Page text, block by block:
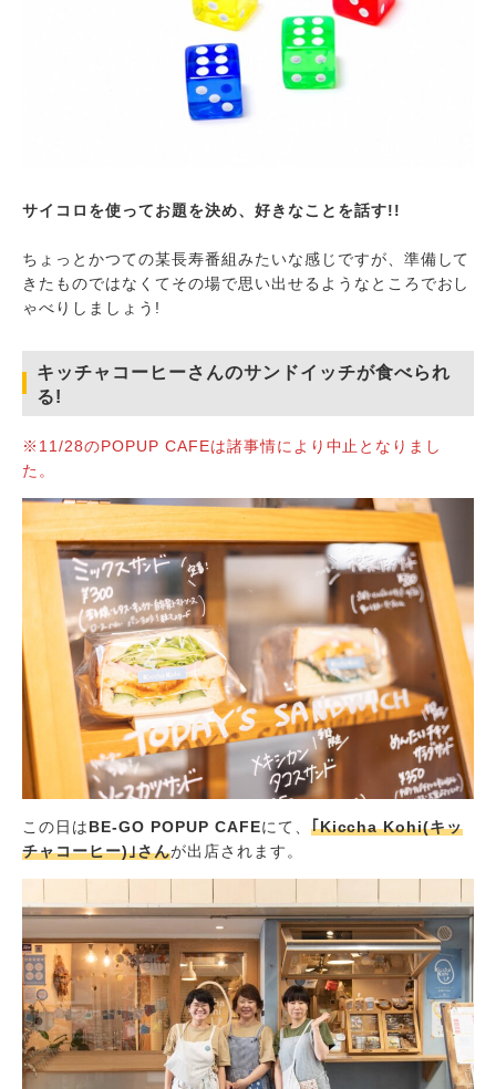
サイコロを使ってお題を決め、好きなことを話す!!
ちょっとかつての某長寿番組みたいな感じですが、準備して
きたものではなくてその場で思い出せるようなところでおし
ゃべりしましょう!
キッチャコーヒーさんのサンドイッチが食べられ
る!
※11/28のPOPUP CAFEは諸事情により中止となりまし
た。
この日はBE-GO POPUP CAFEにて、 ｢Kiccha Kohi(キッ
チャコーヒー)｣さんが出店されます。